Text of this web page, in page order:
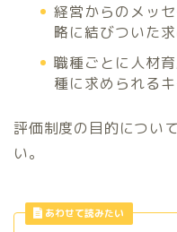
経営からのメッ
略に結びついた
職種ごとに人材
種に求められる
評価制度の目的につい
い。